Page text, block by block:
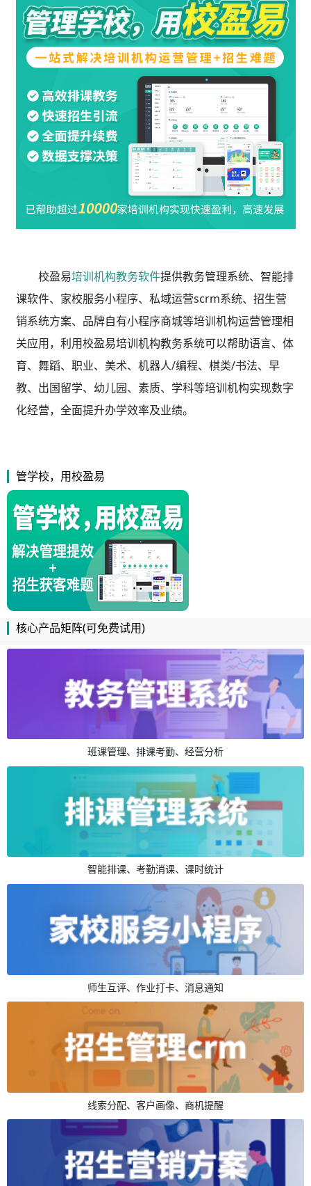
校盈易培训机构教务软件提供教务管理系统、智能排
课软件、家校服务小程序、私域运营scrm系统、招生营
销系统方案、品牌自有小程序商城等培训机构运营管理相
关应用，利用校盈易培训机构教务系统可以帮助语言、体
育、舞蹈、职业、美术、机器人/编程、棋类/书法、早
教、出国留学、幼儿园、素质、学科等培训机构实现数字
化经营，全面提升办学效率及业绩。
管学校，用校盈易
核心产品矩阵(可免费试用)
班课管理、排课考勤、经营分析
智能排课、考勤消课、课时统计
师生互评、作业打卡、消息通知
线索分配、客户画像、商机提醒